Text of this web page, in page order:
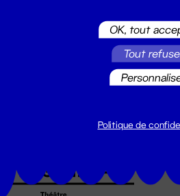
Suivez toutes les
OK, tout
Tout
Politique de